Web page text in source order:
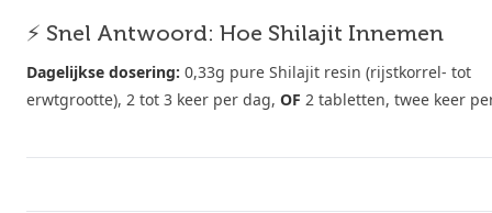
⚡ Snel Antwoord: Hoe Shilajit Innemen
Dagelijkse dosering: 0,33g pure Shilajit resin (rijstkorrel- tot
erwtgrootte), 2 tot 3 keer per dag, OF 2 tabletten, twee keer